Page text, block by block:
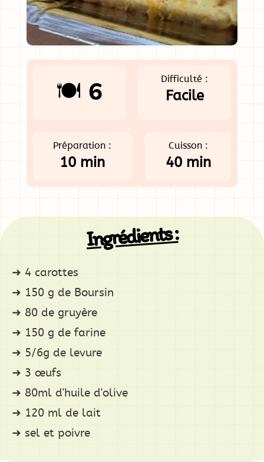
🍽️ 6
Difficulté :
Facile
Préparation :
10 min
Cuisson :
40 min
Ingrédients :
4 carottes
150 g de Boursin
80 de gruyère
150 g de farine
5/6g de levure
3 œufs
80ml d'huile d'olive
120 ml de lait
sel et poivre